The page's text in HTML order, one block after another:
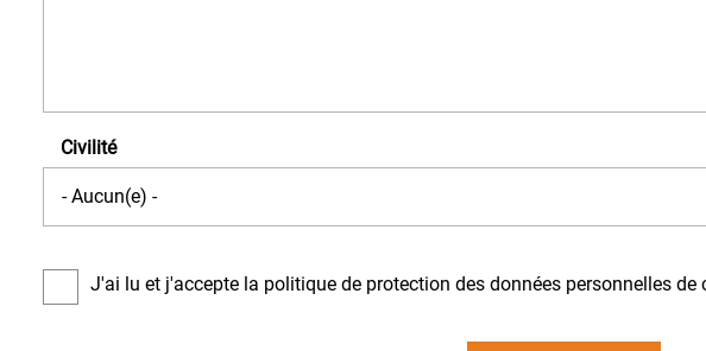
Civilité
J'ai lu et j'accepte la politique de protection des données personnelles de